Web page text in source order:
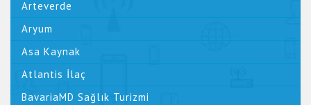
Arteverde
Aryum
Asa Kaynak
Atlantis İlaç
BavariaMD Sağlık Turizmi